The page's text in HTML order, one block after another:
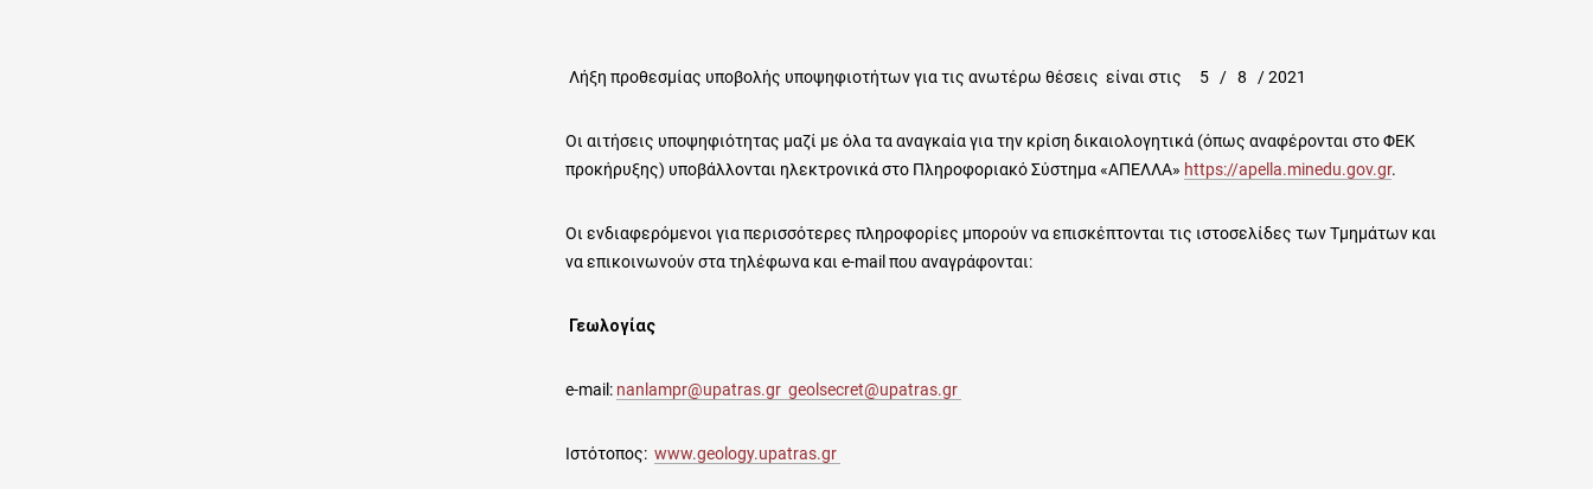
Λήξη προθεσμίας υποβολής υποψηφιοτήτων για τις ανωτέρω θέσεις είναι στις 5 / 8 / 2021
Οι αιτήσεις υποψηφιότητας μαζί με όλα τα αναγκαία για την κρίση δικαιολογητικά (όπως αναφέρονται στο ΦΕΚ
προκήρυξης) υποβάλλονται ηλεκτρονικά στο Πληροφοριακό Σύστημα «ΑΠΕΛΛΑ» https://apella.minedu.gov.gr.
Οι ενδιαφερόμενοι για περισσότερες πληροφορίες μπορούν να επισκέπτονται τις ιστοσελίδες των Τμημάτων και
να επικοινωνούν στα τηλέφωνα και e-mail που αναγράφονται:
Γεωλογίας
e-mail: nanlampr@upatras.gr geolsecret@upatras.gr
Ιστότοπος: www.geology.upatras.gr